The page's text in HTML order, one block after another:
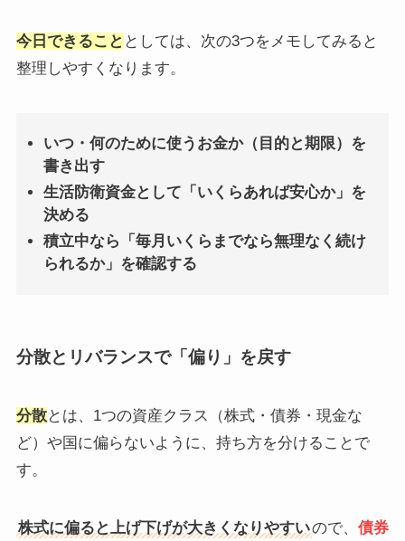
今日できること としては、次の3つをメモしてみると
整理しやすくなります。
いつ・何のために使うお金か（目的と期限）を
書き出す
生活防衛資金として「いくらあれば安心か」を
決める
積立中なら「毎月いくらまでなら無理なく続け
られるか」を確認する
分散とリバランスで「偏り」を戻す
分散とは、1つの資産クラス（株式・債券・現金な
ど）や国に偏らないように、持ち方を分けることで
す。
株式に偏ると上げ下げが大きくなりやすいので、 債券